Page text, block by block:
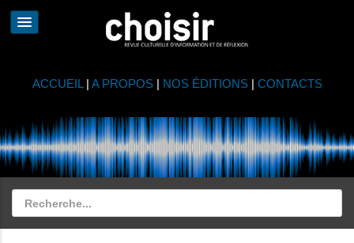
ACCUEIL | A PROPOS| NOS ÉDITIONS| CONTACTS